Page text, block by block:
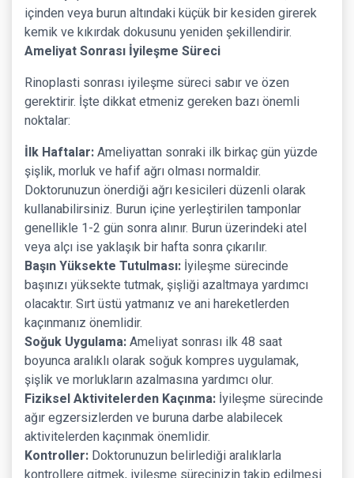
içinden veya burun altındaki küçük bir kesiden girerek
kemik ve kıkırdak dokusunu yeniden şekillendirir.
Ameliyat Sonrası İyileşme Süreci
Rinoplasti sonrası iyileşme süreci sabır ve özen
gerektirir. İşte dikkat etmeniz gereken bazı önemli
noktalar:
İlk Haftalar:Ameliyattan sonraki ilk birkaç gün yüzde
şişlik, morluk ve hafif ağrı olması normaldir.
Doktorunuzun önerdiği ağrı kesicileri düzenli olarak
kullanabilirsiniz. Burun içine yerleştirilen tamponlar
genellikle 1-2 gün sonra alınır. Burun üzerindeki atel
veya alçı ise yaklaşık bir hafta sonra çıkarılır.
Başın Yüksekte Tutulması: İyileşme sürecinde
başınızı yüksekte tutmak, şişliği azaltmaya yardımcı
olacaktır. Sırt üstü yatmanız ve ani hareketlerden
kaçınmanız önemlidir.
Soğuk Uygulama:Ameliyat sonrası ilk 48 saat
boyunca aralıklı olarak soğuk kompres uygulamak,
şişlik ve morlukların azalmasına yardımcı olur.
Fiziksel Aktivitelerden Kaçınma: İyileşme sürecinde
ağır egzersizlerden ve buruna darbe alabilecek
aktivitelerden kaçınmak önemlidir.
Kontroller: Doktorunuzun belirlediği aralıklarla